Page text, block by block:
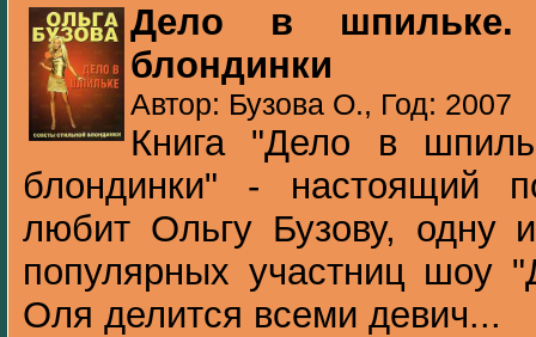
Дело в шпильке.
блондинки
Автор: Бузова О., Год: 2007
Книга "Дело в
блондинки" - настоящий
любит Ольгу Бузову, одну
популярных участниц шоу
Оля делится всеми девич...